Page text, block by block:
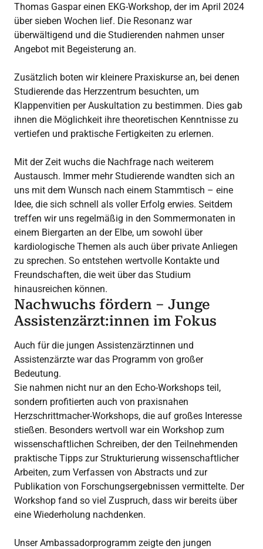
Thomas Gaspar einen EKG-Workshop, der im April 2024
über sieben Wochen lief. Die Resonanz war
überwältigend und die Studierenden nahmen unser
Angebot mit Begeisterung an.
Zusätzlich boten wir kleinere Praxiskurse an, bei denen
Studierende das Herzzentrum besuchten, um
Klappenvitien per Auskultation zu bestimmen. Dies gab
ihnen die Möglichkeit ihre theoretischen Kenntnisse zu
vertiefen und praktische Fertigkeiten zu erlernen.
Mit der Zeit wuchs die Nachfrage nach weiterem
Austausch. Immer mehr Studierende wandten sich an
uns mit dem Wunsch nach einem Stammtisch – eine
Idee, die sich schnell als voller Erfolg erwies. Seitdem
treffen wir uns regelmäßig in den Sommermonaten in
einem Biergarten an der Elbe, um sowohl über
kardiologische Themen als auch über private Anliegen
zu sprechen. So entstehen wertvolle Kontakte und
Freundschaften, die weit über das Studium
hinausreichen können.
Nachwuchs fördern – Junge
Assistenzärzt:innen im Fokus
Auch für die jungen Assistenzärztinnen und
Assistenzärzte war das Programm von großer
Bedeutung.
Sie nahmen nicht nur an den Echo-Workshops teil,
sondern profitierten auch von praxisnahen
Herzschrittmacher-Workshops, die auf großes Interesse
stießen. Besonders wertvoll war ein Workshop zum
wissenschaftlichen Schreiben, der den Teilnehmenden
praktische Tipps zur Strukturierung wissenschaftlicher
Arbeiten, zum Verfassen von Abstracts und zur
Publikation von Forschungsergebnissen vermittelte. Der
Workshop fand so viel Zuspruch, dass wir bereits über
eine Wiederholung nachdenken.
Unser Ambassadorprogramm zeigte den jungen